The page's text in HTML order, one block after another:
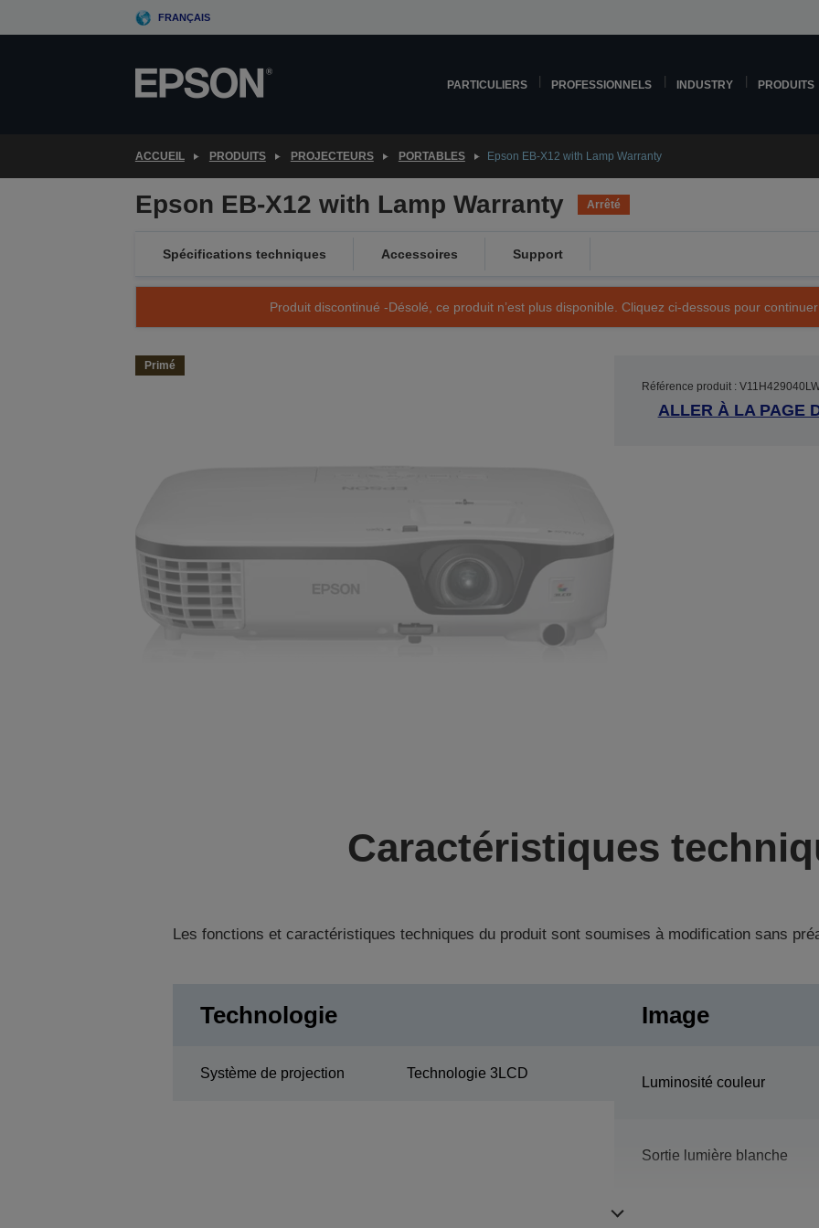
to
FRANÇAIS
PARTICULIERS PROFESSIONNELS INDUSTRY PRODUITS
ACCUEIL PRODUITS PROJECTEURS PORTABLES Epson EB-X12 with Lamp Warranty
Epson EB-X12 with Lamp Warranty Arrêté
Spécifications techniques Accessoires Support
Produit discontinué -Désolé, ce produit n’est plus disponible. Cliquez ci-dessous pour
Primé
Référence produit :
ALLER À LA PAGE
Caractéristiques
Les fonctions et caractéristiques techniques du produit sont soumises à modification sans
Technologie
Système de projection Technologie 3LCD
Image
Luminosité couleur
Sortie lumière blanche